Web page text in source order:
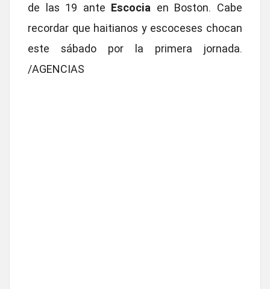
de las 19 ante Escocia en Boston. Cabe
recordar que haitianos y escoceses chocan
este sábado por la primera jornada.
/AGENCIAS